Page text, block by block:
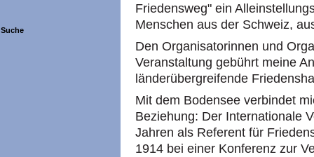
Suche
Friedensweg" ein
Menschen aus der Schweiz,
Den Organisatorinnen und
Veranstaltung gebührt meine
länderübergreifende
Mit dem Bodensee verbindet
Beziehung: Der Internationale
Jahren als Referent für
1914 bei einer Konferenz zur